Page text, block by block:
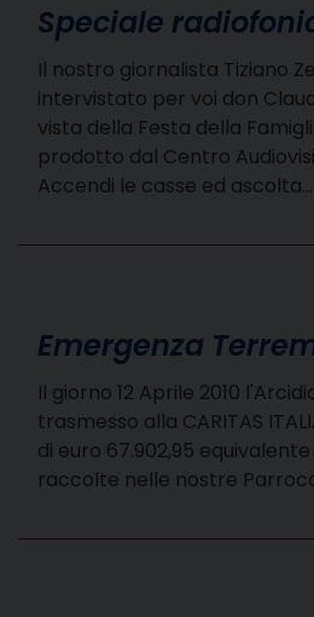
Speciale
Il nostro giornalista Tiziano
intervistato per voi don
vista della Festa della
prodotto dal Centro
Accendi le casse ed ascolta…
Emergenza
Il giorno 12 Aprile 2010
trasmesso alla CARITAS
di euro 67.902,95
raccolte nelle nostre